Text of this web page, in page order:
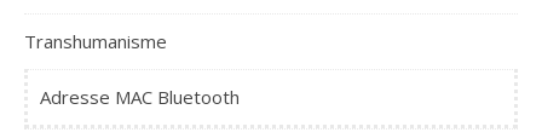
Transhumanisme
Adresse MAC Bluetooth